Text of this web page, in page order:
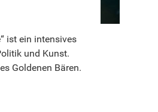
ist ein intensives
und Kunst.
Goldenen Bären.